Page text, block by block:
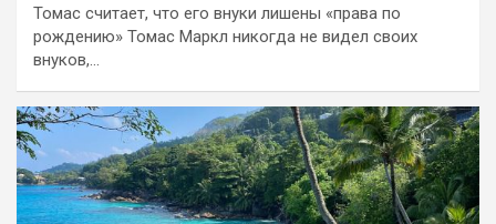
Томас считает, что его внуки лишены «права по
рождению» Томас Маркл никогда не видел своих
внуков,…